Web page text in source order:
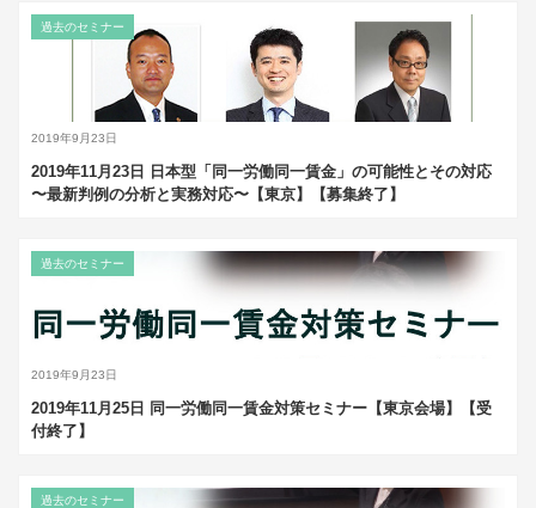
2019年9月23日
過去のセミナー
2019年11月23日 日本型「同一労働同一賃金」の可能性とその対応
〜最新判例の分析と実務対応〜【東京】【募集終了】
2019年9月23日
過去のセミナー
2019年11月25日 同一労働同一賃金対策セミナー【東京会場】【受
付終了】
過去のセミナー